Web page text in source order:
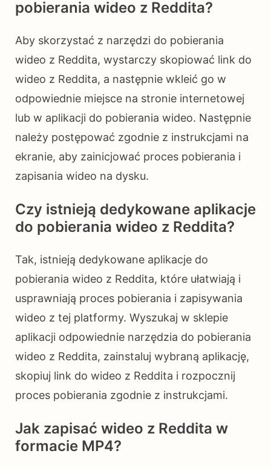
pobierania wideo z Reddita?
Aby skorzystać z narzędzi do pobierania
wideo z Reddita, wystarczy skopiować link do
wideo z Reddita, a następnie wkleić go w
odpowiednie miejsce na stronie internetowej
lub w aplikacji do pobierania wideo. Następnie
należy postępować zgodnie z instrukcjami na
ekranie, aby zainicjować proces pobierania i
zapisania wideo na dysku.
Czy istnieją dedykowane aplikacje
do pobierania wideo z Reddita?
Tak, istnieją dedykowane aplikacje do
pobierania wideo z Reddita, które ułatwiają i
usprawniają proces pobierania i zapisywania
wideo z tej platformy. Wyszukaj w sklepie
aplikacji odpowiednie narzędzia do pobierania
wideo z Reddita, zainstaluj wybraną aplikację,
skopiuj link do wideo z Reddita i rozpocznij
proces pobierania zgodnie z instrukcjami.
Jak zapisać wideo z Reddita w
formacie MP4?